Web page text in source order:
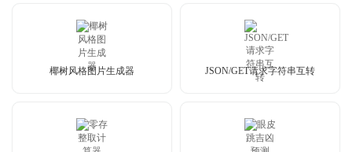
椰树风格图片生成器 JSON/GET请求字符串互转